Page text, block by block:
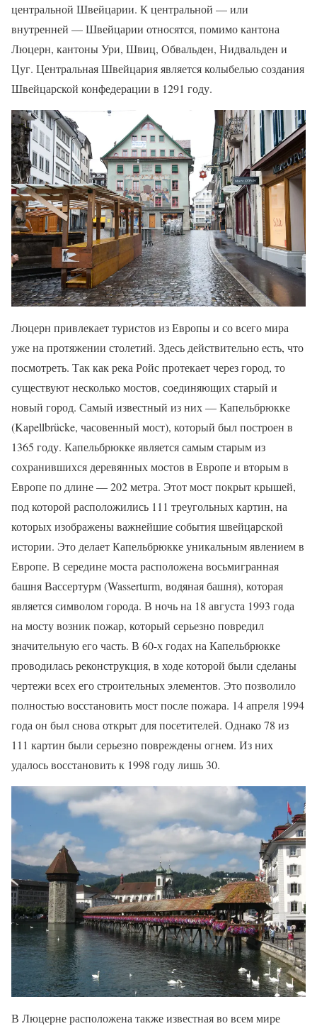
центральной Швейцарии. К центральной — или
внутренней — Швейцарии относятся, помимо кантона
Люцерн, кантоны Ури, Швиц, Обвальден, Нидвальден и
Цуг. Центральная Швейцария является колыбелью создания
Швейцарской конфедерации в 1291 году.
Люцерн привлекает туристов из Европы и со всего мира
уже на протяжении столетий. Здесь действительно есть, что
посмотреть. Так как река Ройс протекает через город, то
существуют несколько мостов, соединяющих старый и
новый город. Самый известный из них — Капельбрюкке
(Kapellbrücke, часовенный мост), который был построен в
1365 году. Капельбрюкке является самым старым из
сохранившихся деревянных мостов в Европе и вторым в
Европе по длине — 202 метра. Этот мост покрыт крышей,
под которой расположились 111 треугольных картин, на
которых изображены важнейшие события швейцарской
истории. Это делает Капельбрюкке уникальным явлением в
Европе. В середине моста расположена восьмигранная
башня Вассертурм (Wasserturm, водяная башня), которая
является символом города. В ночь на 18 августа 1993 года
на мосту возник пожар, который серьезно повредил
значительную его часть. В 60-х годах на Капельбрюкке
проводилась реконструкция, в ходе которой были сделаны
чертежи всех его строительных элементов. Это позволило
полностью восстановить мост после пожара. 14 апреля 1994
года он был снова открыт для посетителей. Однако 78 из
111 картин были серьезно повреждены огнем. Из них
удалось восстановить к 1998 году лишь 30.
В Люцерне расположена также известная во всем мире